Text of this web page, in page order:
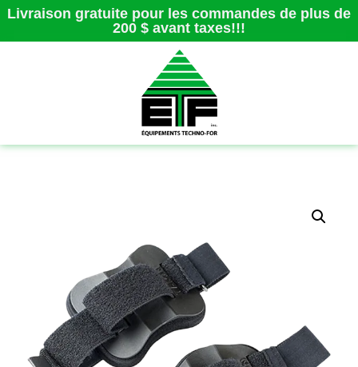
Livraison gratuite pour les commandes de plus de
200 $ avant taxes!!!